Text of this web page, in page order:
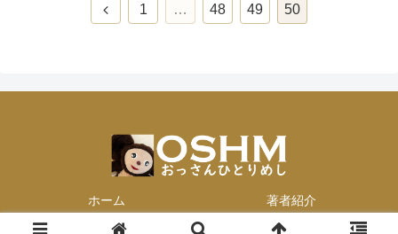
前
1 … 48 49 50
ホーム 著者紹介